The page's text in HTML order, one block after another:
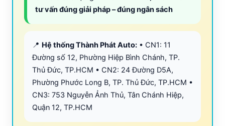
tư vấn đúng giải pháp – đúng ngân sách
📍 Hệ thống Thành Phát Auto: • CN1: 11
Đường số 12, Phường Hiệp Bình Chánh, TP.
Thủ Đức, TP.HCM • CN2: 24 Đường D5A,
Phường Phước Long B, TP. Thủ Đức, TP.HCM •
CN3: 753 Nguyễn Ảnh Thủ, Tân Chánh Hiệp,
Quận 12, TP.HCM